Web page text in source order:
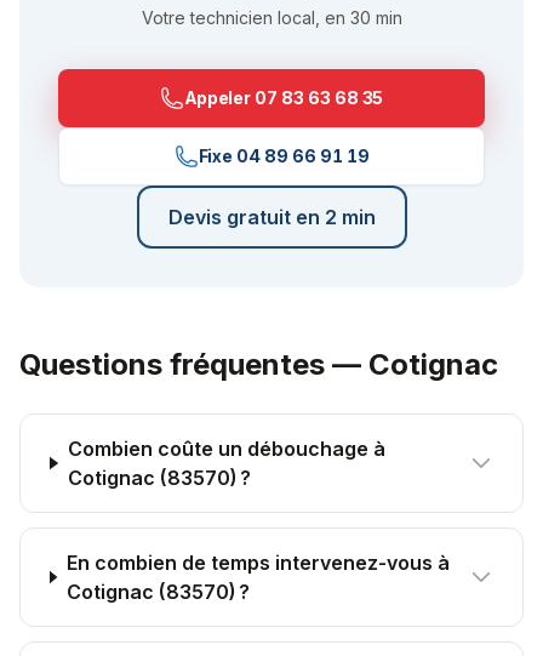
Votre technicien local, en 30 min
Appeler 07 83 63 68 35
Fixe 04 89 66 91 19
Devis gratuit en 2 min
Questions fréquentes — Cotignac
Combien coûte un débouchage à
Cotignac (83570) ?
En combien de temps intervenez-vous à
Cotignac (83570) ?